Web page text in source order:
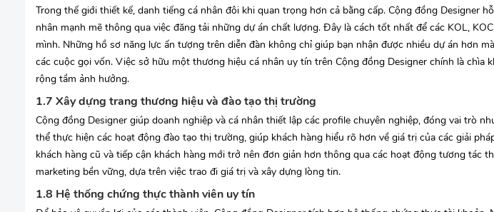
Trong thế giới thiết kế, danh tiếng cá nhân đôi khi quan trọng hơn cả bằng cấp. Cộng đồng Designer
nhân mạnh mẽ thông qua việc đăng tải những dự án chất lượng. Đây là cách tốt nhất để các KOL,
mình. Những hồ sơ năng lực ấn tượng trên diễn đàn không chỉ giúp bạn nhận được nhiều dự án hơn
các cuộc gọi vốn. Việc sở hữu một thương hiệu cá nhân uy tín trên Cộng đồng Designer chính là chìa
rộng tầm ảnh hưởng.
1.7 Xây dựng trang thương hiệu và đào tạo thị trường
Cộng đồng Designer giúp doanh nghiệp và cá nhân thiết lập các profile chuyên nghiệp, đóng vai trò
thể thực hiện các hoạt động đào tạo thị trường, giúp khách hàng hiểu rõ hơn về giá trị của các giải
khách hàng cũ và tiếp cận khách hàng mới trở nên đơn giản hơn thông qua các hoạt động tương tác
marketing bền vững, dựa trên việc trao đi giá trị và xây dựng lòng tin.
1.8 Hệ thống chứng thực thành viên uy tín